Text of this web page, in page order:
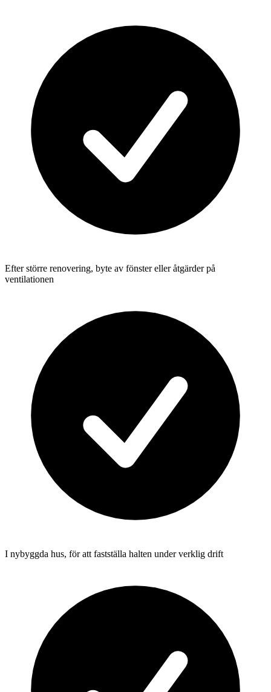
Efter större renovering, byte av fönster eller åtgärder på
ventilationen
I nybyggda hus, för att fastställa halten under verklig drift